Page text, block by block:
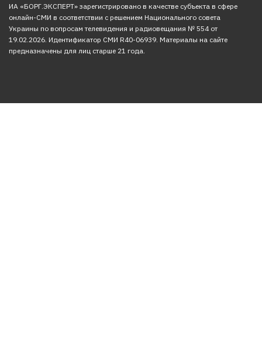
ИА «БОРГ.ЭКСПЕРТ» зарегистрировано в качестве субъекта в сфере
онлайн-СМИ в соответствии с решением Национального совета
Украины по вопросам телевидения и радиовещания № 554 от
19.02.2026. Идентификатор СМИ R40-06939. Материалы на сайте
предназначены для лиц старше 21 года.